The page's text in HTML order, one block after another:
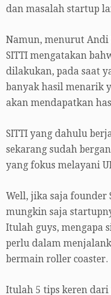
dan masalah startup
Namun, menurut
SITTI mengatakan
dilakukan, pada saat
banyak hasil menarik
akan mendapatkan
SITTI yang dahulu
sekarang sudah
yang fokus melayani
Well, jika saja founder
mungkin saja
Itulah guys, mengapa
perlu dalam
bermain roller coaster.
Itulah 5 tips keren